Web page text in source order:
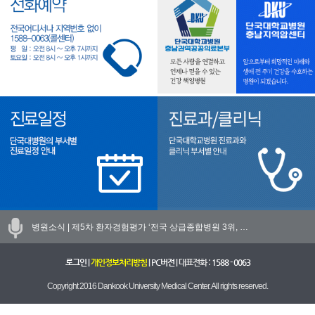
병원소식 | 제5차 환자경험평가 ‘전국 상급종합병원 3위, …
로그인| 개인정보처리방침| PC버전| 대표전화 : 1588 - 0063
Copyright 2016 Dankook University Medical Center. All rights reserved.